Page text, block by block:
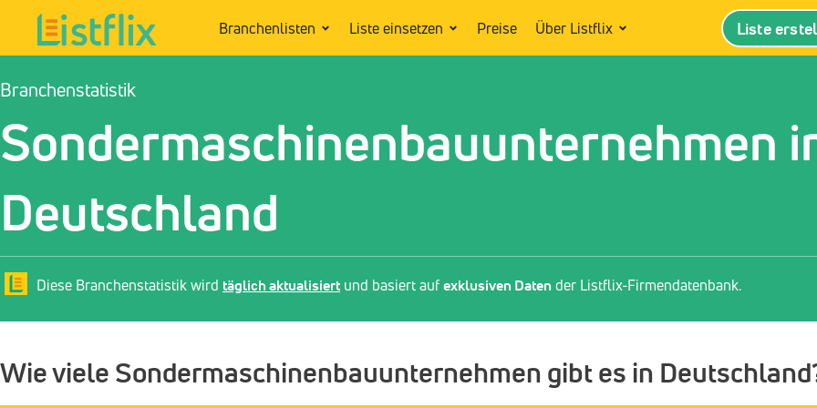
Branchenlisten Liste einsetzen Preise Über Listflix Liste
Branchenstatistik
Sondermaschinenbauunternehmen
Deutschland
Diese Branchenstatistik wird täglich aktualisiert und basiert aufexklusiven Daten der Listflix-Firmendatenbank.
Wie viele Sondermaschinenbauunternehmen gibt es in